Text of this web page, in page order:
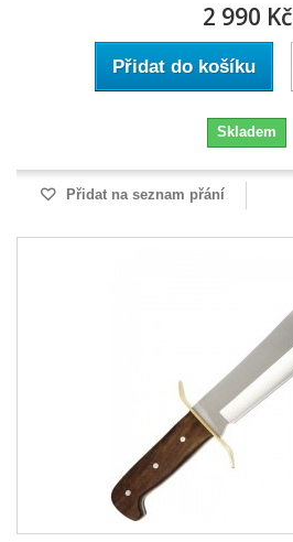
2 990 Kč
Přidat do košíku
Skladem
Přidat na seznam přání